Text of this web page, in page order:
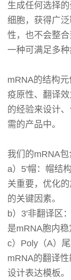
生成任何选择
细胞，获得广
性，也不会整
一种可满足多
mRNA的结构
疫原性、翻译
的经验来设计
需的产品中。
我们的mRNA包
a）5'帽：帽结
关重要，优化
的关键因素。
b）3'非翻译区
是mRNA胞内稳
c）Poly（A）
mRNA的翻译
设计表达模板。